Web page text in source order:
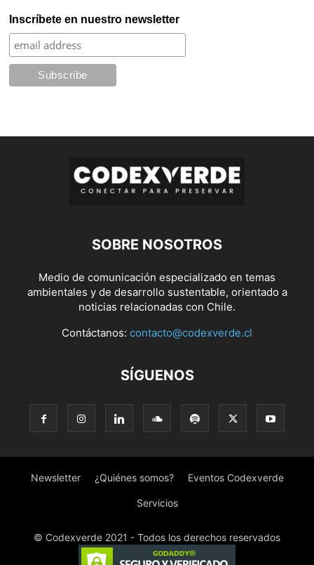
Inscríbete en nuestro newsletter
SOBRE NOSOTROS
Medio de comunicación especializado en temas
ambientales y de desarrollo sustentable, orientado a
noticias relacionadas con Chile.
Contáctanos: contacto@codexverde.cl
SÍGUENOS
Newsletter ¿Quiénes somos? Eventos Codexverde
Servicios
© Codexverde 2021 - Todos los derechos reservados